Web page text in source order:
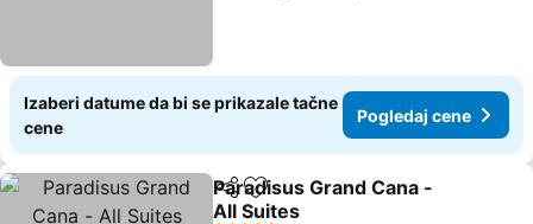
Izaberi datume da bi se prikazale tačne
cene
Pogledaj cene
Deli Dodati u favorite
Paradisus Grand Cana -
All Suites